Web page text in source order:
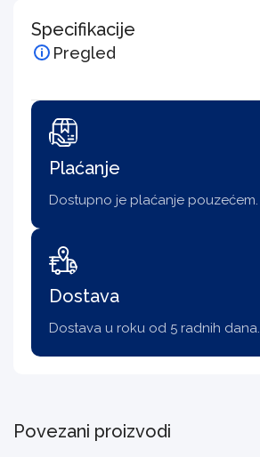
Specifikacije
Pregled
Plaćanje
Dostupno je plaćanje pouzećem.
Dostava
Dostava u roku od 5 radnih dana.
Povezani proizvodi